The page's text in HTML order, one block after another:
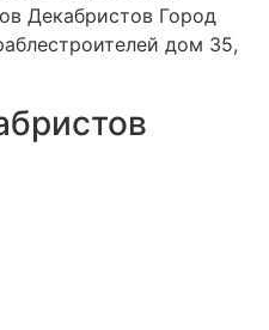
Декабристов Город
дом 35,